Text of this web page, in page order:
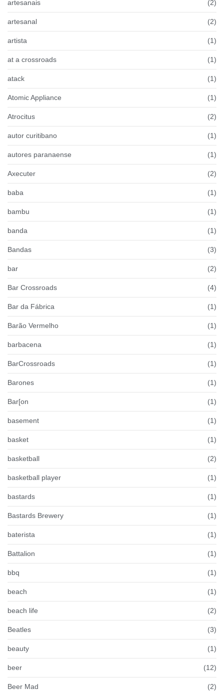
artesanais (2)
artesanal (2)
artista (1)
at a crossroads (1)
atack (1)
Atomic Appliance (1)
Atrocitus (2)
autor curitibano (1)
autores paranaense (1)
Axecuter (2)
baba (1)
bambu (1)
banda (1)
Bandas (3)
bar (2)
Bar Crossroads (4)
Bar da Fábrica (1)
Barão Vermelho (1)
barbacena (1)
BarCrossroads (1)
Barones (1)
Bar[on (1)
basement (1)
basket (1)
basketball (2)
basketball player (1)
bastards (1)
Bastards Brewery (1)
baterista (1)
Battalion (1)
bbq (1)
beach (1)
beach life (2)
Beatles (3)
beauty (1)
beer (12)
Beer Mad (2)